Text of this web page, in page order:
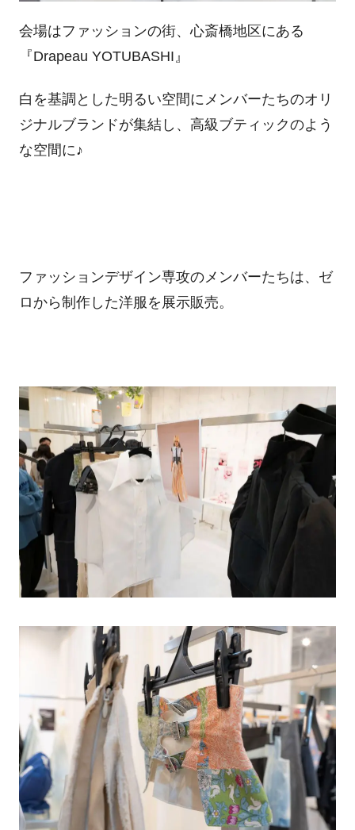
会場はファッションの街、心斎橋地区にある
『Drapeau YOTUBASHI』
白を基調とした明るい空間にメンバーたちのオリ
ジナルブランドが集結し、高級ブティックのよう
な空間に♪
ファッションデザイン専攻のメンバーたちは、ゼ
ロから制作した洋服を展示販売。